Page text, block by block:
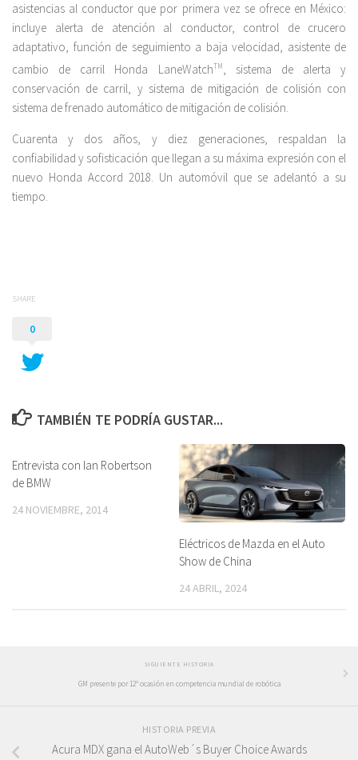
asistencias al conductor que por primera vez se ofrece en México:
incluye alerta de atención al conductor, control de crucero
adaptativo, función de seguimiento a baja velocidad, asistente de
cambio de carril Honda LaneWatchTM, sistema de alerta y
conservación de carril, y sistema de mitigación de colisión con
sistema de frenado automático de mitigación de colisión.
Cuarenta y dos años, y diez generaciones, respaldan la
confiabilidad y sofisticación que llegan a su máxima expresión con el
nuevo Honda Accord 2018. Un automóvil que se adelantó a su
tiempo.
SHARE
0
TAMBIÉN TE PODRÍA GUSTAR...
Entrevista con Ian Robertson
de BMW
24 NOVIEMBRE, 2014
Eléctricos de Mazda en el Auto
Show de China
24 ABRIL, 2024
SIGUIENTE HISTORIA
GM presente por 12° ocasión en competencia mundial de robótica
HISTORIA PREVIA
Acura MDX gana el AutoWeb´s Buyer Choice Awards